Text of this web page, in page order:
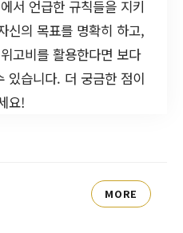
서 언급한 규칙들을 지키
신의 목표를 명확히 하고,
고비를 활용한다면 보다
있습니다. 더 궁금한 점이
요!
MORE